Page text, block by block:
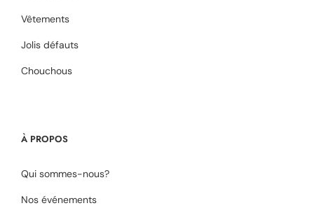
Vêtements
Jolis défauts
Chouchous
À PROPOS
Qui sommes-nous?
Nos événements